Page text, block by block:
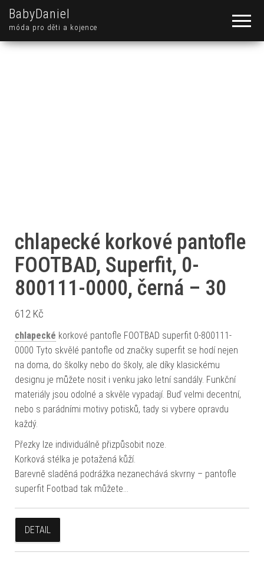
BabyDaniel
móda pro děti a kojence
chlapecké korkové pantofle
FOOTBAD, Superfit, 0-
800111-0000, černá – 30
612 Kč
chlapecké korkové pantofle FOOTBAD superfit 0-800111-
0000 Tyto skvělé pantofle od značky superfit se hodí nejen
na doma, do školky nebo do školy, ale díky klasickému
designu je můžete nosit i venku jako letní sandály. Funkční
materiály jsou odolné a skvěle vypadají. Buď velmi decentní,
nebo s parádními motivy potisků, tady si vybere opravdu
každý.
Přezky lze individuálně přizpůsobit noze.
Korková stélka je potažená kůží.
Barevně sladěná podrážka nezanechává skvrny – pantofle
superfit Footbad tak můžete…
DETAIL